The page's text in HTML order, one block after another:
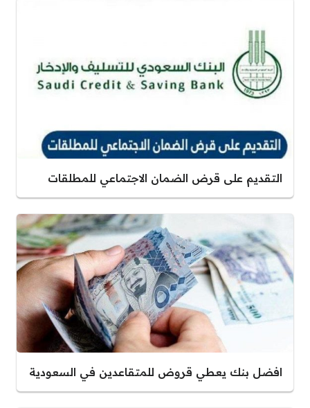
التقديم على قرض الضمان الاجتماعي للمطلقات
افضل بنك يعطي قروض للمتقاعدين في السعودية